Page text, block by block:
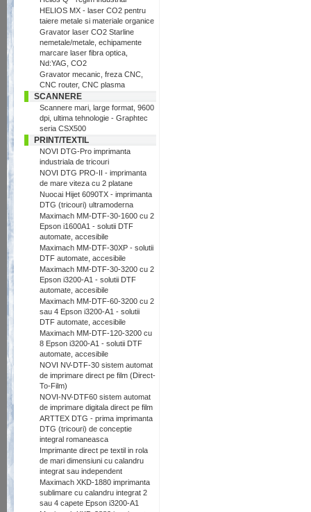
HELIOS MX - laser CO2 pentru
taiere metale si materiale organice
Gravator laser CO2 Starline
nemetale/metale, echipamente
marcare laser fibra optica,
Nd:YAG, CO2
Gravator mecanic, freza CNC,
CNC router, CNC plasma
SCANNERE
Scannere mari, large format, 9600
dpi, ultima tehnologie - Graphtec
seria CSX500
PRINT/TEXTIL
NOVI DTG-Pro imprimanta
industriala de tricouri
NOVI DTG PRO-II - imprimanta
de mare viteza cu 2 platane
Nuocai Hijet 6090TX - imprimanta
DTG (tricouri) ultramoderna
Maximach MM-DTF-30-1600 cu 2
Epson i1600A1 - solutii DTF
automate, accesibile
Maximach MM-DTF-30XP - solutii
DTF automate, accesibile
Maximach MM-DTF-30-3200 cu 2
Epson i3200-A1 - solutii DTF
automate, accesibile
Maximach MM-DTF-60-3200 cu 2
sau 4 Epson i3200-A1 - solutii
DTF automate, accesibile
Maximach MM-DTF-120-3200 cu
8 Epson i3200-A1 - solutii DTF
automate, accesibile
NOVI NV-DTF-30 sistem automat
de imprimare direct pe film (Direct-
To-Film)
NOVI-NV-DTF60 sistem automat
de imprimare digitala direct pe film
ARTTEX DTG - prima imprimanta
DTG (tricouri) de conceptie
integral romaneasca
Imprimante direct pe textil in rola
de mari dimensiuni cu calandru
integrat sau independent
Maximach XKD-1880 imprimanta
sublimare cu calandru integrat 2
sau 4 capete Epson i3200-A1